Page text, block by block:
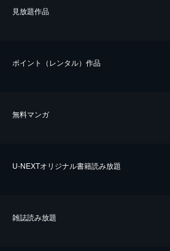
⾒放題作品
ポイント（レンタル）作品
無料マンガ
U-NEXTオリジナル書籍読み放題
雑誌読み放題